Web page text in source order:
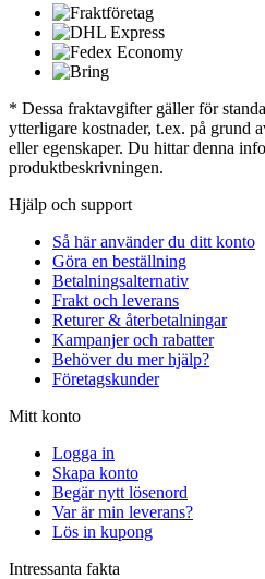
* Dessa fraktavgifter gäller för
ytterligare kostnader, t.ex. på grund
eller egenskaper. Du hittar denna
produktbeskrivningen.
Hjälp och support
Så här använder du ditt konto
Göra en beställning
Betalningsalternativ
Frakt och leverans
Returer & återbetalningar
Kampanjer och rabatter
Behöver du mer hjälp?
Företagskunder
Mitt konto
Logga in
Skapa konto
Begär nytt lösenord
Var är min leverans?
Lös in kupong
Intressanta fakta